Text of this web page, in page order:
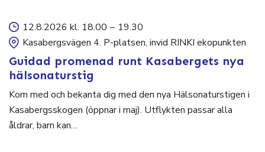
12.8.2026 kl. 18.00 – 19.30
Kasabergsvägen 4. P-platsen, invid RINKI ekopunkten
Guidad promenad runt Kasabergets nya
hälsonaturstig
Kom med och bekanta dig med den nya Hälsonaturstigen i
Kasabergsskogen (öppnar i maj). Utflykten passar alla
åldrar, barn kan…